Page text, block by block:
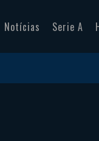
Notícias Serie A